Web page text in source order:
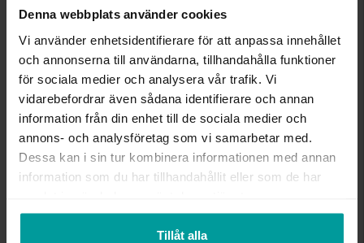
Denna webbplats använder cookies
Vi använder enhetsidentifierare för att anpassa innehållet
och annonserna till användarna, tillhandahålla funktioner
för sociala medier och analysera vår trafik. Vi
vidarebefordrar även sådana identifierare och annan
information från din enhet till de sociala medier och
annons- och analysföretag som vi samarbetar med.
Dessa kan i sin tur kombinera informationen med annan
information som du har tillhandahållit eller som de har
Tillåt alla
MODELL
7110006
DETALJER
Design Jerker Wessfeldt
Liknande produkter